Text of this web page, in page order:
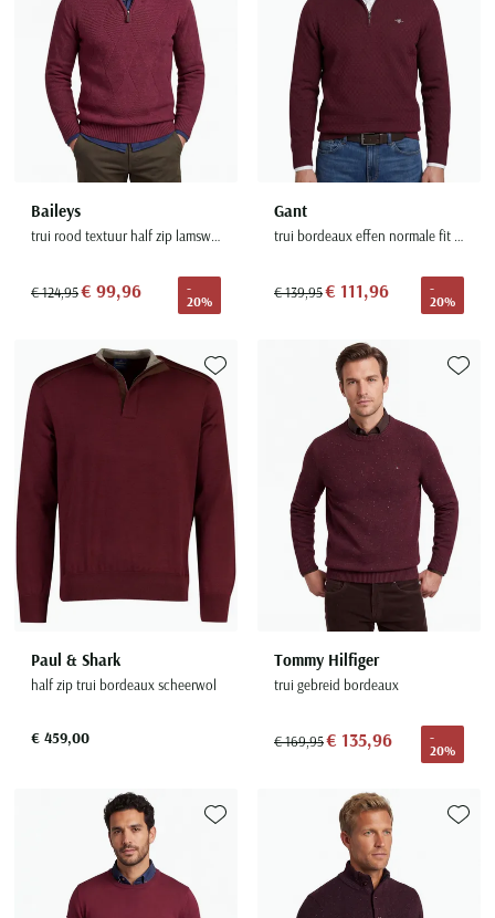
Baileys
trui rood textuur half zip lamswol
€ 124,95€ 99,96
-
20%
Gant
trui bordeaux effen normale fit katoen half zip
€ 139,95€ 111,96
-
20%
Paul & Shark
half zip trui bordeaux scheerwol
€ 459,00
Toevoegen aan favorieten
Tommy Hilfiger
trui gebreid bordeaux
€ 169,95€ 135,96
-
20%
Toevoegen aan favorieten